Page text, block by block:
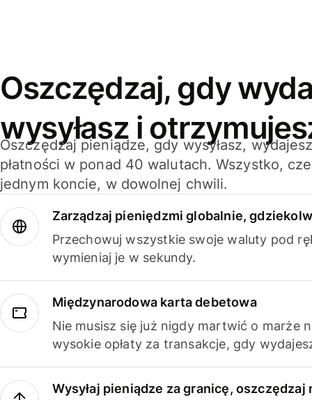
Oszczędzaj, gdy
wysyłasz i
Oszczędzaj pieniądze, gdy wysyłasz,
płatności w ponad 40 walutach. Wszystko,
jednym koncie, w dowolnej chwili.
Zarządzaj pieniędzmi globalnie,
Przechowuj wszystkie swoje waluty pod
wymieniaj je w sekundy.
Międzynarodowa karta debetowa
Nie musisz się już nigdy martwić o marże
wysokie opłaty za transakcje, gdy
Wysyłaj pieniądze za granicę, oszczędzaj